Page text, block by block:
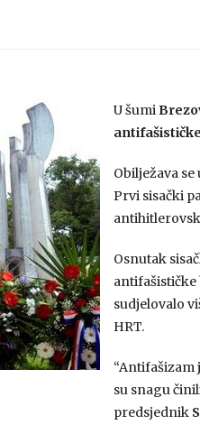
U šumi
Obilježava se
Prvi sisački
Osnutak
antifašističke
sudjelovalo
HRT.
“Antifašizam
su snagu
predsjednik